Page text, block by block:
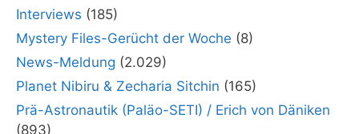
Interviews (185)
Mystery Files-Gerücht der Woche (8)
News-Meldung (2.029)
Planet Nibiru & Zecharia Sitchin (165)
Prä-Astronautik (Paläo-SETI) / Erich von Däniken
(893)